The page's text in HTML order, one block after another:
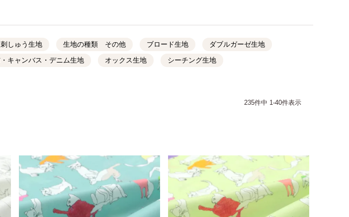
刺しゅう生地 生地の種類 その他 ブロード生地
ダブルガーゼ生地
キャンバス・デニム生地 オックス生地 シーチング生地
235件中 1-40件表示